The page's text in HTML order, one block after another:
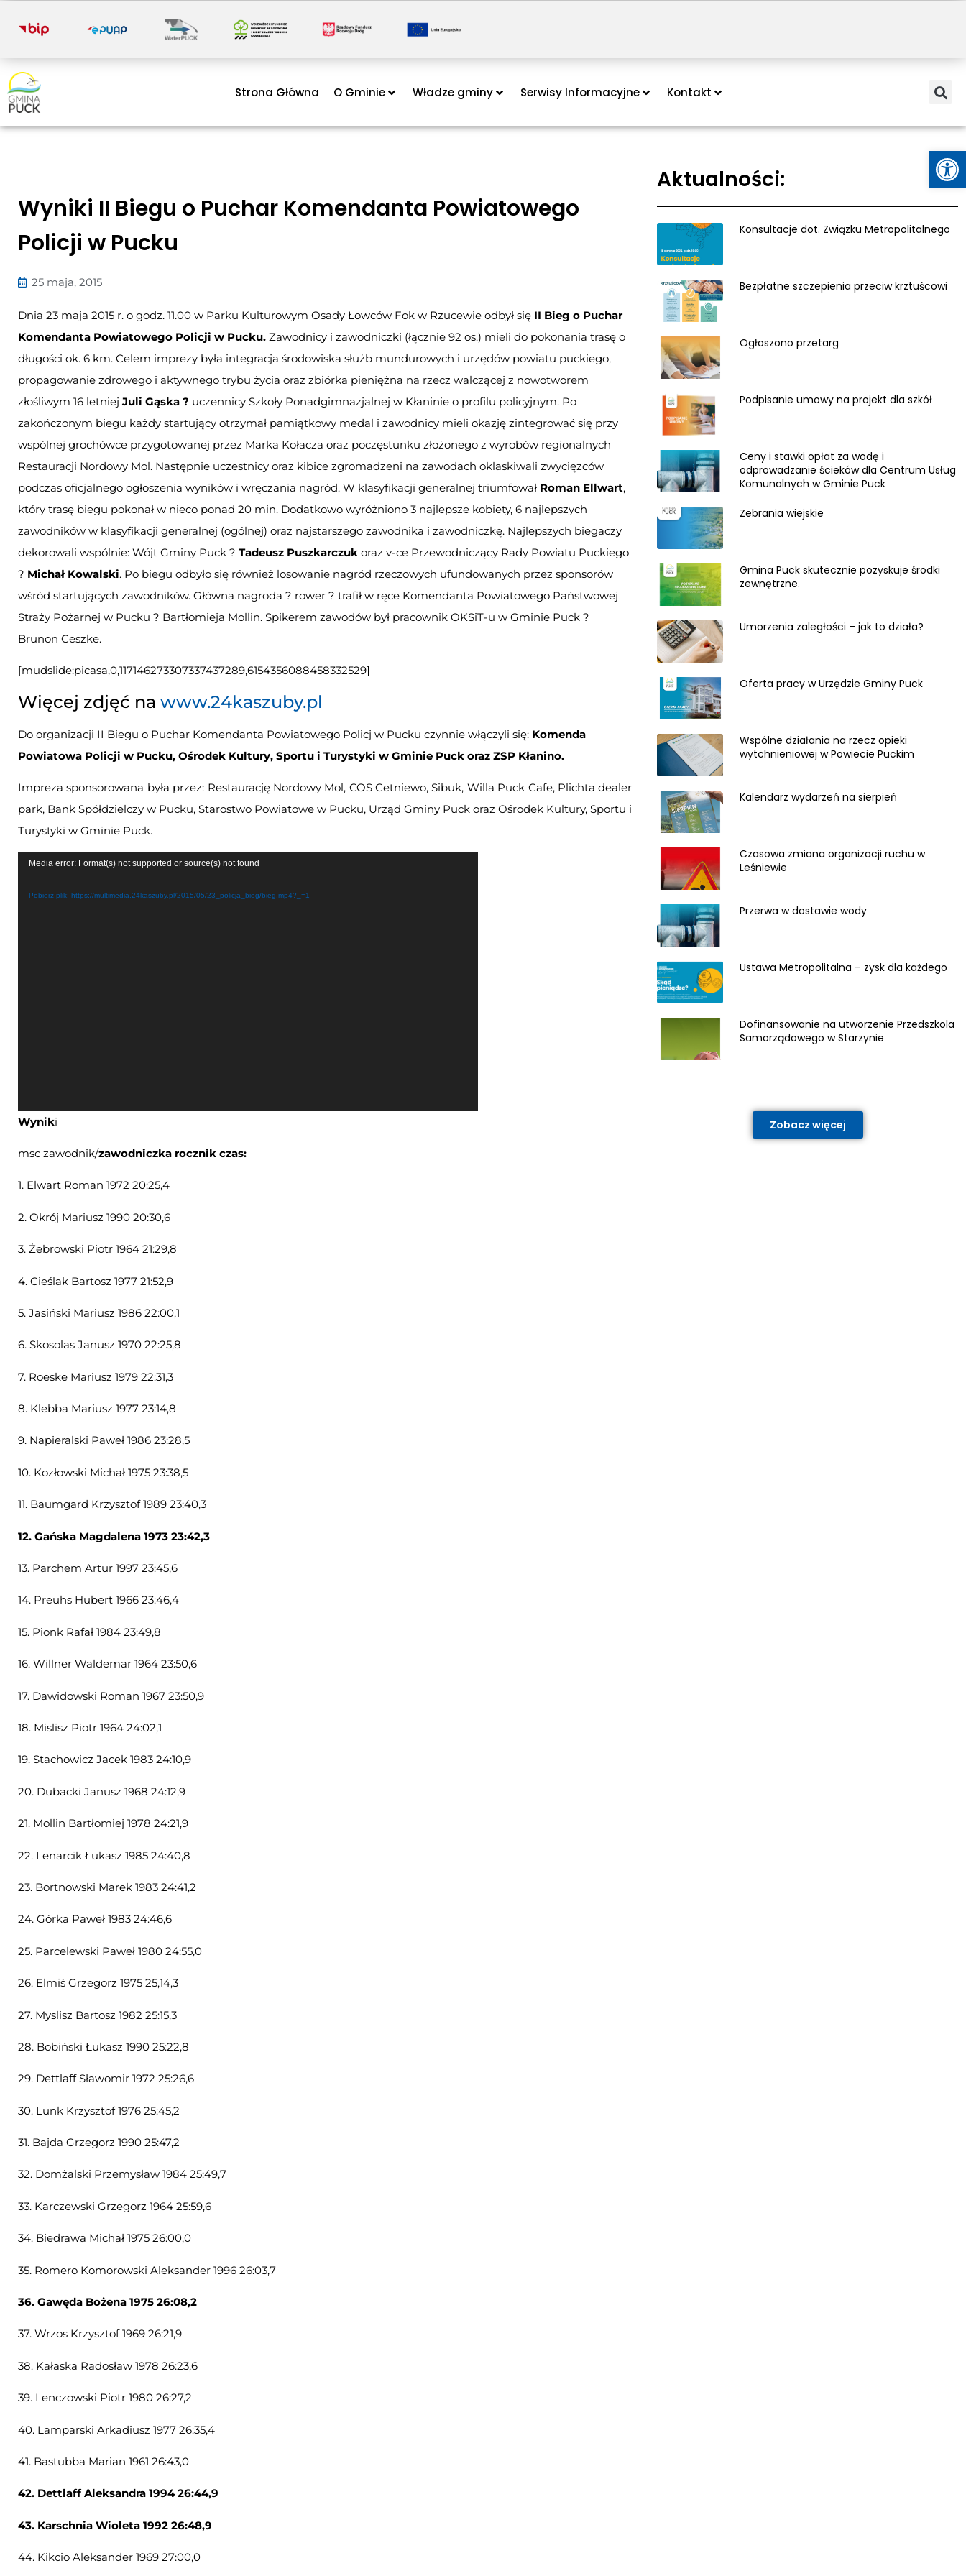
Strona Główna O Gminie Władze gminy Serwisy Informacyjne Kontakt
Wyniki II Biegu o Puchar Komendanta Powiatowego
Policji w Pucku
25 maja, 2015
Dnia 23 maja 2015 r. o godz. 11.00 w Parku Kulturowym Osady Łowców Fok w Rzucewie odbył się II Bieg o Puchar
Komendanta Powiatowego Policji w Pucku. Zawodnicy i zawodniczki (łącznie 92 os.) mieli do pokonania trasę o
długości ok. 6 km. Celem imprezy była integracja środowiska służb mundurowych i urzędów powiatu puckiego,
propagowanie zdrowego i aktywnego trybu życia oraz zbiórka pieniężna na rzecz walczącej z nowotworem
złośliwym 16 letniej Juli Gąska ? uczennicy Szkoły Ponadgimnazjalnej w Kłaninie o profilu policyjnym. Po
zakończonym biegu każdy startujący otrzymał pamiątkowy medal i zawodnicy mieli okazję zintegrować się przy
wspólnej grochówce przygotowanej przez Marka Kołacza oraz poczęstunku złożonego z wyrobów regionalnych
Restauracji Nordowy Mol. Następnie uczestnicy oraz kibice zgromadzeni na zawodach oklaskiwali zwycięzców
podczas oficjalnego ogłoszenia wyników i wręczania nagród. W klasyfikacji generalnej triumfował Roman Ellwart,
który trasę biegu pokonał w nieco ponad 20 min. Dodatkowo wyróżniono 3 najlepsze kobiety, 6 najlepszych
zawodników w klasyfikacji generalnej (ogólnej) oraz najstarszego zawodnika i zawodniczkę. Najlepszych biegaczy
dekorowali wspólnie: Wójt Gminy Puck ? Tadeusz Puszkarczuk oraz v-ce Przewodniczący Rady Powiatu Puckiego
? Michał Kowalski. Po biegu odbyło się również losowanie nagród rzeczowych ufundowanych przez sponsorów
wśród startujących zawodników. Główna nagroda ? rower ? trafił w ręce Komendanta Powiatowego Państwowej
Straży Pożarnej w Pucku ? Bartłomieja Mollin. Spikerem zawodów był pracownik OKSiT-u w Gminie Puck ?
Brunon Ceszke.
[mudslide:picasa,0,117146273307337437289,6154356088458332529]
Więcej zdjęć na www.24kaszuby.pl
Do organizacji II Biegu o Puchar Komendanta Powiatowego Policj w Pucku czynnie włączyli się: Komenda
Powiatowa Policji w Pucku, Ośrodek Kultury, Sportu i Turystyki w Gminie Puck oraz ZSP Kłanino.
Impreza sponsorowana była przez: Restaurację Nordowy Mol, COS Cetniewo, Sibuk, Willa Puck Cafe, Plichta dealer
park, Bank Spółdzielczy w Pucku, Starostwo Powiatowe w Pucku, Urząd Gminy Puck oraz Ośrodek Kultury, Sportu i
Turystyki w Gminie Puck.
Odtwarzacz
Media error: Format(s) not supported or source(s) not found
Pobierz plik: https://multimedia.24kaszuby.pl/2015/05/23_policja_bieg/bieg.mp4?_=1
Wyniki
msc zawodnik/zawodniczka rocznik czas:
1. Elwart Roman 1972 20:25,4
2. Okrój Mariusz 1990 20:30,6
3. Żebrowski Piotr 1964 21:29,8
4. Cieślak Bartosz 1977 21:52,9
5. Jasiński Mariusz 1986 22:00,1
6. Skosolas Janusz 1970 22:25,8
7. Roeske Mariusz 1979 22:31,3
8. Klebba Mariusz 1977 23:14,8
9. Napieralski Paweł 1986 23:28,5
10. Kozłowski Michał 1975 23:38,5
11. Baumgard Krzysztof 1989 23:40,3
12. Gańska Magdalena 1973 23:42,3
13. Parchem Artur 1997 23:45,6
14. Preuhs Hubert 1966 23:46,4
15. Pionk Rafał 1984 23:49,8
16. Willner Waldemar 1964 23:50,6
17. Dawidowski Roman 1967 23:50,9
18. Mislisz Piotr 1964 24:02,1
19. Stachowicz Jacek 1983 24:10,9
20. Dubacki Janusz 1968 24:12,9
21. Mollin Bartłomiej 1978 24:21,9
22. Lenarcik Łukasz 1985 24:40,8
23. Bortnowski Marek 1983 24:41,2
24. Górka Paweł 1983 24:46,6
25. Parcelewski Paweł 1980 24:55,0
26. Elmiś Grzegorz 1975 25,14,3
27. Myslisz Bartosz 1982 25:15,3
28. Bobiński Łukasz 1990 25:22,8
29. Dettlaff Sławomir 1972 25:26,6
30. Lunk Krzysztof 1976 25:45,2
31. Bajda Grzegorz 1990 25:47,2
32. Domżalski Przemysław 1984 25:49,7
33. Karczewski Grzegorz 1964 25:59,6
34. Biedrawa Michał 1975 26:00,0
35. Romero Komorowski Aleksander 1996 26:03,7
36. Gawęda Bożena 1975 26:08,2
37. Wrzos Krzysztof 1969 26:21,9
38. Kałaska Radosław 1978 26:23,6
39. Lenczowski Piotr 1980 26:27,2
40. Lamparski Arkadiusz 1977 26:35,4
41. Bastubba Marian 1961 26:43,0
42. Dettlaff Aleksandra 1994 26:44,9
43. Karschnia Wioleta 1992 26:48,9
44. Kikcio Aleksander 1969 27:00,0
Aktualności:
Konsultacje dot. Związku Metropolitalnego
Bezpłatne szczepienia przeciw krztuścowi
Ogłoszono przetarg
Podpisanie umowy na projekt dla szkół
Ceny i stawki opłat za wodę i
odprowadzanie ścieków dla Centrum Usług
Komunalnych w Gminie Puck
Zebrania wiejskie
Gmina Puck skutecznie pozyskuje środki
zewnętrzne.
Umorzenia zaległości – jak to działa?
Oferta pracy w Urzędzie Gminy Puck
Wspólne działania na rzecz opieki
wytchnieniowej w Powiecie Puckim
Kalendarz wydarzeń na sierpień
Czasowa zmiana organizacji ruchu w
Leśniewie
Przerwa w dostawie wody
Ustawa Metropolitalna – zysk dla każdego
Dofinansowanie na utworzenie Przedszkola
Samorządowego w Starzynie
Zobacz więcej